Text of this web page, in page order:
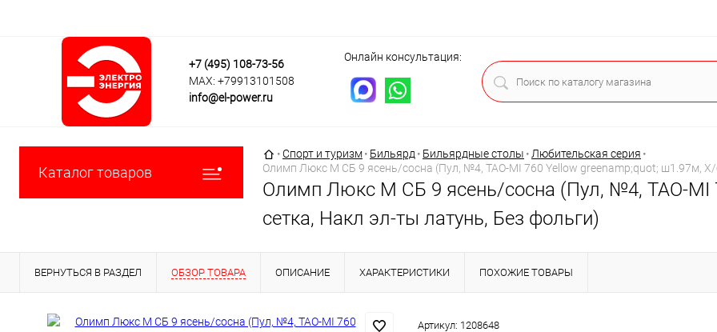
+7 (495) 108-73-56
MAX: +79913101508
info@el-power.ru
Онлайн консультация:
Каталог товаров
Главная страница
•Спорт и туризм• Бильярд • Бильярдные столы • Любительская серия •
Олимп Люкс М СБ 9 ясень/сосна (Пул, №4, TAO-MI 760 Yellow greenamp;quot; ш1.97м, Х/
Олимп Люкс М СБ 9 ясень/сосна (Пул, №4, TAO-MI
сетка, Накл эл-ты латунь, Без фольги)
ВЕРНУТЬСЯ В РАЗДЕЛ ОБЗОР ТОВАРА ОПИСАНИЕ ХАРАКТЕРИСТИКИ ПОХОЖИЕ ТОВАРЫ
Артикул: 1208648